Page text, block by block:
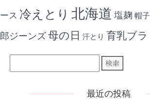
ース 冷えとり 北海道 塩麹 帽子
郎ジーンズ母の日 汗とり 育乳ブラ
最近の投稿